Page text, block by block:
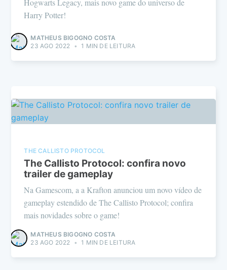
Harry Potter!
MATHEUS BIGOGNO COSTA
23 AGO 2022
• 1 MIN DE LEITURA
THE CALLISTO PROTOCOL
The Callisto Protocol: confira novo
trailer de gameplay
Na Gamescom, a a Krafton anunciou um novo vídeo de
gameplay estendido de The Callisto Protocol; confira
mais novidades sobre o game!
MATHEUS BIGOGNO COSTA
23 AGO 2022
• 1 MIN DE LEITURA